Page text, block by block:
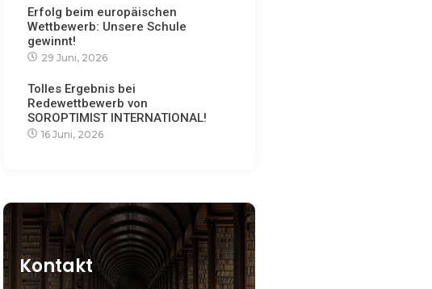
Erfolg beim europäischen
Wettbewerb: Unsere Schule
gewinnt!
29 Juni, 2026
Tolles Ergebnis bei
Redewettbewerb von
SOROPTIMIST INTERNATIONAL!
16 Juni, 2026
Kontakt